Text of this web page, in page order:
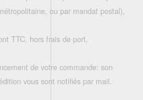
ou par mandat postal),
TTC, hors frais de port,
de votre commande: son
vous sont notifiés par mail.